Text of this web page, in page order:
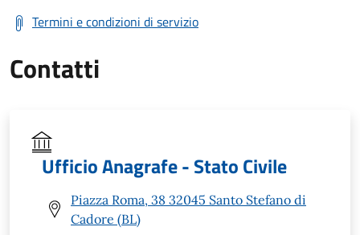
Termini e condizioni di servizio
Contatti
Ufficio Anagrafe - Stato Civile
Piazza Roma, 38 32045 Santo Stefano di
Cadore (BL)